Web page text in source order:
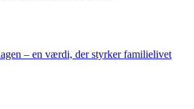
– en værdi, der styrker familielivet